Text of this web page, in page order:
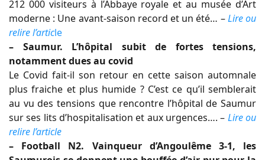
212 000 visiteurs à l’Abbaye royale et au musée d’Art
moderne : Une avant-saison record et un été… –Lire ou
relire l’article
– Saumur. L’hôpital subit de fortes tensions,
notamment dues au covid
Le Covid fait-il son retour en cette saison automnale
plus fraiche et plus humide ? C’est ce qu’il semblerait
au vu des tensions que rencontre l’hôpital de Saumur
sur ses lits d’hospitalisation et aux urgences…. – Lire ou
relire l’article
– Football N2. Vainqueur d’Angoulême 3-1, les